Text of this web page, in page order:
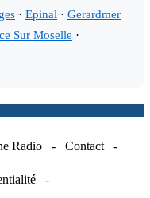
· Epinal · Gerardmer
Sur Moselle ·
Radio - Contact -
-